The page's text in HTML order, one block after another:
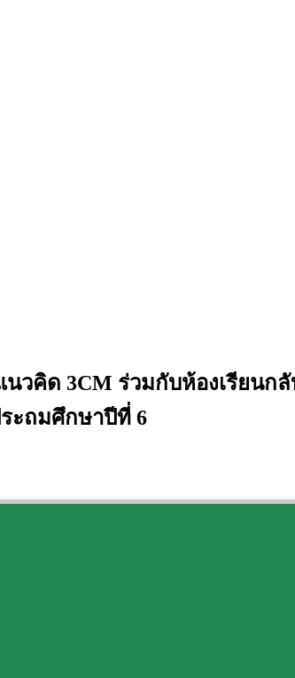
คิด 3CM ร่วมกับห้องเรียนก
ะถมศึกษาปีที่ 6